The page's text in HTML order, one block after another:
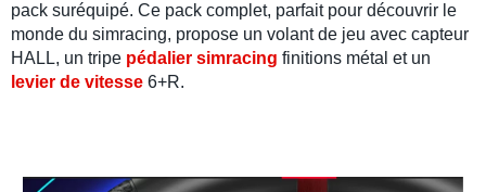
pack suréquipé. Ce pack complet, parfait pour découvrir le
monde du simracing, propose un volant de jeu avec capteur
HALL, un tripe pédalier simracing finitions métal et un
levier de vitesse 6+R.